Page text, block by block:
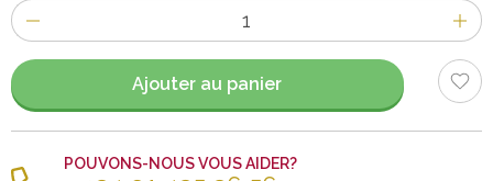
Nombre
d'items
Ajouter au panier
POUVONS-NOUS VOUS AIDER?